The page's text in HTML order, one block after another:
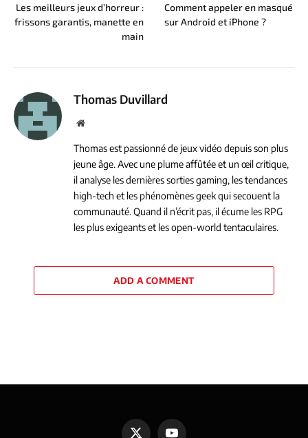
Les meilleurs jeux d’horreur :
frissons garantis, manette en
main
Comment appeler en masqué
sur Android et iPhone ?
Thomas Duvillard
Website
Thomas est passionné de jeux vidéo depuis son plus
jeune âge. Avec une plume affûtée et un œil critique,
il analyse les dernières sorties gaming, les tendances
high-tech et les phénomènes geek qui secouent la
communauté. Quand il n’écrit pas, il écume les RPG
les plus exigeants et les open-world tentaculaires.
ADD A COMMENT